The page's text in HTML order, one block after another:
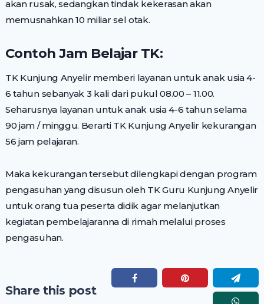
akan rusak, sedangkan tindak kekerasan akan
memusnahkan 10 miliar sel otak.
Contoh Jam Belajar TK:
TK Kunjung Anyelir memberi layanan untuk anak usia 4-
6 tahun sebanyak 3 kali dari pukul 08.00 – 11.00.
Seharusnya layanan untuk anak usia 4-6 tahun selama
90 jam / minggu. Berarti TK Kunjung Anyelir kekurangan
56 jam pelajaran.
Maka kekurangan tersebut dilengkapi dengan program
pengasuhan yang disusun oleh TK Guru Kunjung Anyelir
untuk orang tua peserta didik agar melanjutkan
kegiatan pembelajaranna di rimah melalui proses
pengasuhan.
Share this post